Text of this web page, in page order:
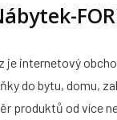
je internetový
do bytu, domu,
produktů od více